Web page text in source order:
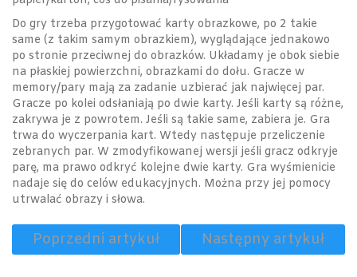
Do gry trzeba przygotować karty obrazkowe, po 2 takie
same (z takim samym obrazkiem), wyglądające jednakowo
po stronie przeciwnej do obrazków. Układamy je obok siebie
na płaskiej powierzchni, obrazkami do dołu. Gracze w
memory/pary mają za zadanie uzbierać jak najwięcej par.
Gracze po kolei odsłaniają po dwie karty. Jeśli karty są różne,
zakrywa je z powrotem. Jeśli są takie same, zabiera je. Gra
trwa do wyczerpania kart. Wtedy następuje przeliczenie
zebranych par. W zmodyfikowanej wersji jeśli gracz odkryje
parę, ma prawo odkryć kolejne dwie karty. Gra wyśmienicie
nadaje się do celów edukacyjnych. Można przy jej pomocy
utrwalać obrazy i słowa.
Poprzedni artykuł Następny artykuł